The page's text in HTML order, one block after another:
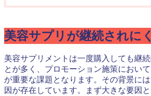
美容サプリが継続されに
美容サプリメントは一度購入しても継
とが多く、プロモーション施策におい
が重要な課題となります。その背景に
因が存在しています。まず大きな要因